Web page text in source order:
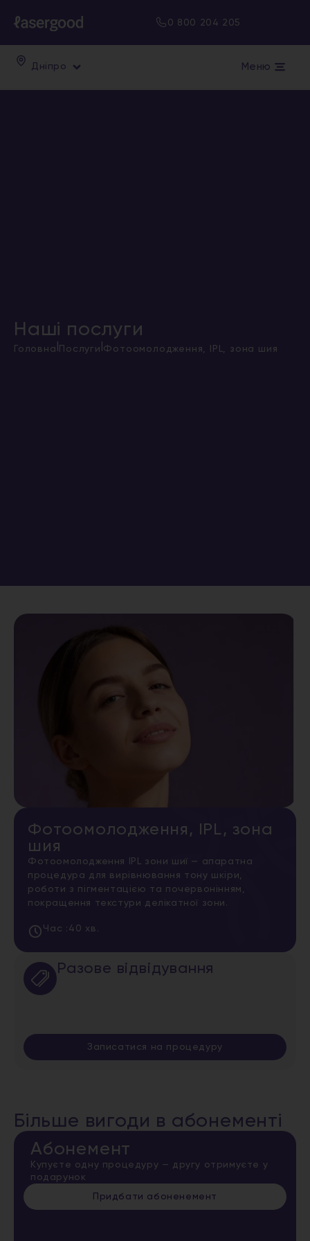
0 800 204 205
Дніпро Меню
Наші послуги
Головна Послуги Фотоомолодження, IPL, зона шия
Фотоомолодження, IPL, зона
шия
Фотоомолодження IPL зони шиї — апаратна
процедура для вирівнювання тону шкіри,
роботи з пігментацією та почервонінням,
покращення текстури делікатної зони.
Час : 40 хв.
Разове відвідування
Записатися на процедуру
Більше вигоди в абонементі
Абонемент
Купуєте одну процедуру — другу отримуєте у
подарунок
Придбати абоненемент